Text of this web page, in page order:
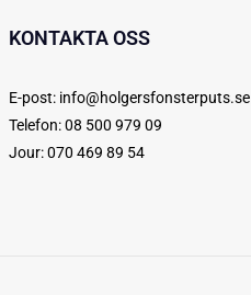
KONTAKTA OSS
E-post: info@holgersfonsterputs.se
Telefon:08 500 979 09
Jour:070 469 89 54